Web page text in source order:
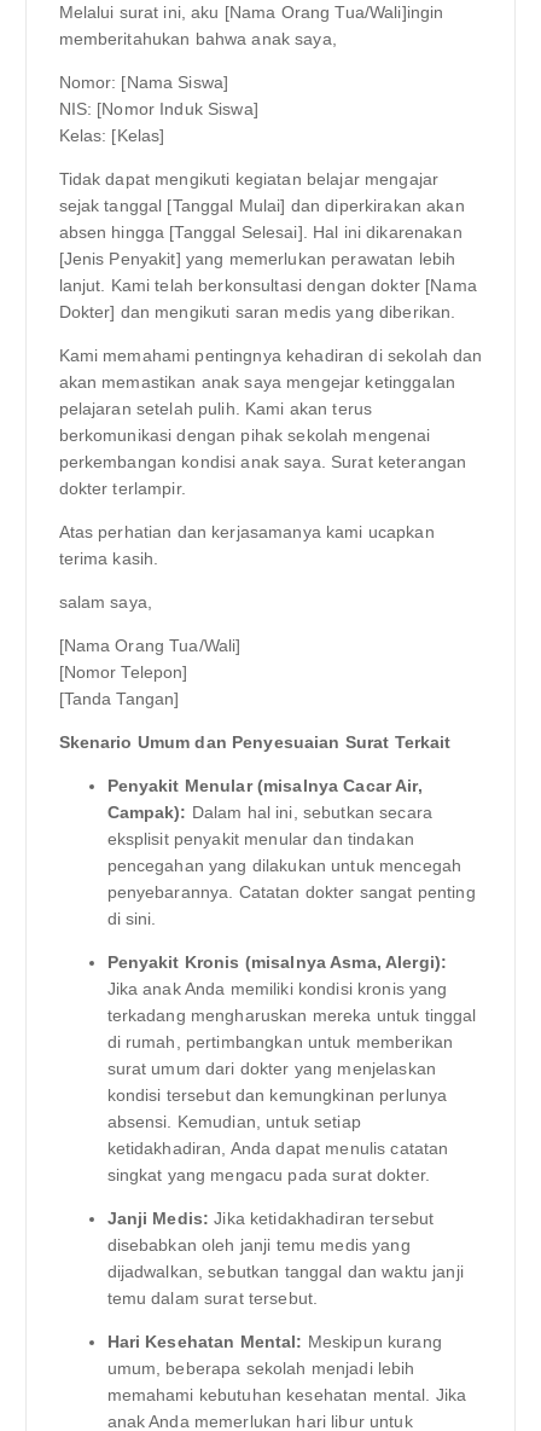
Melalui surat ini, aku [Nama Orang Tua/Wali]ingin
memberitahukan bahwa anak saya,
Nomor: [Nama Siswa]
NIS: [Nomor Induk Siswa]
Kelas: [Kelas]
Tidak dapat mengikuti kegiatan belajar mengajar
sejak tanggal [Tanggal Mulai] dan diperkirakan akan
absen hingga [Tanggal Selesai]. Hal ini dikarenakan
[Jenis Penyakit] yang memerlukan perawatan lebih
lanjut. Kami telah berkonsultasi dengan dokter [Nama
Dokter] dan mengikuti saran medis yang diberikan.
Kami memahami pentingnya kehadiran di sekolah dan
akan memastikan anak saya mengejar ketinggalan
pelajaran setelah pulih. Kami akan terus
berkomunikasi dengan pihak sekolah mengenai
perkembangan kondisi anak saya. Surat keterangan
dokter terlampir.
Atas perhatian dan kerjasamanya kami ucapkan
terima kasih.
salam saya,
[Nama Orang Tua/Wali]
[Nomor Telepon]
[Tanda Tangan]
Skenario Umum dan Penyesuaian Surat Terkait
Penyakit Menular (misalnya Cacar Air,
Campak): Dalam hal ini, sebutkan secara
eksplisit penyakit menular dan tindakan
pencegahan yang dilakukan untuk mencegah
penyebarannya. Catatan dokter sangat penting
di sini.
Penyakit Kronis (misalnya Asma, Alergi):
Jika anak Anda memiliki kondisi kronis yang
terkadang mengharuskan mereka untuk tinggal
di rumah, pertimbangkan untuk memberikan
surat umum dari dokter yang menjelaskan
kondisi tersebut dan kemungkinan perlunya
absensi. Kemudian, untuk setiap
ketidakhadiran, Anda dapat menulis catatan
singkat yang mengacu pada surat dokter.
Janji Medis: Jika ketidakhadiran tersebut
disebabkan oleh janji temu medis yang
dijadwalkan, sebutkan tanggal dan waktu janji
temu dalam surat tersebut.
Hari Kesehatan Mental: Meskipun kurang
umum, beberapa sekolah menjadi lebih
memahami kebutuhan kesehatan mental. Jika
anak Anda memerlukan hari libur untuk